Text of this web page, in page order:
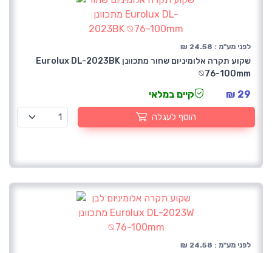
לפני מע"מ : 24.58 ₪
שקוע תקרה אלומיניום שחור מתכוונן Eurolux DL-2023BK
⦰76-100mm
29 ₪ קיים במלאי
הוסף לעגלה
לפני מע"מ : 24.58 ₪